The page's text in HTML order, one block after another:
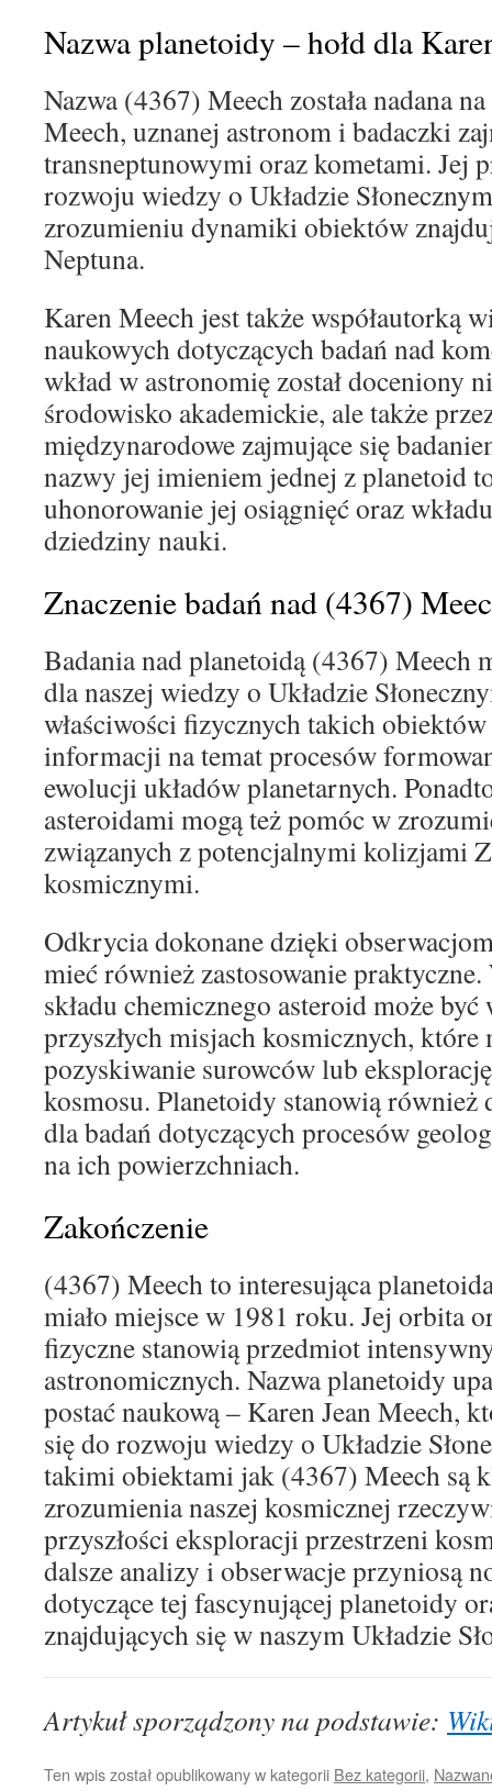
Nazwa planetoidy – hołd dla
Nazwa (4367) Meech została nadana
Meech, uznanej astronom i badaczki
transneptunowymi oraz kometami. Jej
rozwoju wiedzy o Układzie
zrozumieniu dynamiki obiektów
Neptuna.
Karen Meech jest także współautorką
naukowych dotyczących badań nad
wkład w astronomię został doceniony
środowisko akademickie, ale także
międzynarodowe zajmujące się
nazwy jej imieniem jednej z planetoid
uhonorowanie jej osiągnięć oraz
dziedziny nauki.
Znaczenie badań nad (4367)
Badania nad planetoidą (4367) Meech
dla naszej wiedzy o Układzie
właściwości fizycznych takich
informacji na temat procesów
ewolucji układów planetarnych.
asteroidami mogą też pomóc w
związanych z potencjalnymi kolizjami
kosmicznymi.
Odkrycia dokonane dzięki
mieć również zastosowanie praktyczne.
składu chemicznego asteroid może
przyszłych misjach kosmicznych, które
pozyskiwanie surowców lub
kosmosu. Planetoidy stanowią również
dla badań dotyczących procesów
na ich powierzchniach.
Zakończenie
(4367) Meech to interesująca
miało miejsce w 1981 roku. Jej orbita
fizyczne stanowią przedmiot
astronomicznych. Nazwa planetoidy
postać naukową – Karen Jean Meech,
się do rozwoju wiedzy o Układzie
takimi obiektami jak (4367) Meech są
zrozumienia naszej kosmicznej
przyszłości eksploracji przestrzeni
dalsze analizy i obserwacje przyniosą
dotyczące tej fascynującej planetoidy
znajdujących się w naszym Układzie
Artykuł sporządzony na podstawie:
Ten wpis został opublikowany w kategorii Bez kategorii,